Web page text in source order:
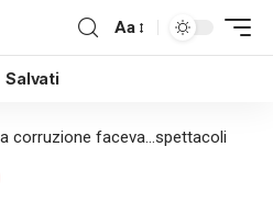
Aa
Salvati
corruzione faceva…spettacoli